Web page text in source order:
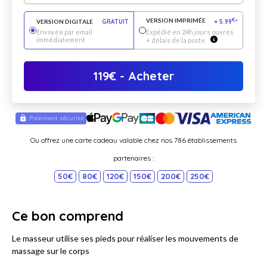
VERSION DIGITALE
GRATUIT
Envoyée par email
immédiatement
VERSION IMPRIMÉE + 5.99€*
Expédié en 24h jours ouvrés
+ délais de la poste.
119€- Acheter
Ou offrez une carte cadeau valable chez nos 786 établissements
partenaires :
50€ 80€ 120€ 150€ 200€ 250€
Ce bon comprend
Le masseur utilise ses pieds pour réaliser les mouvements de
massage sur le corps